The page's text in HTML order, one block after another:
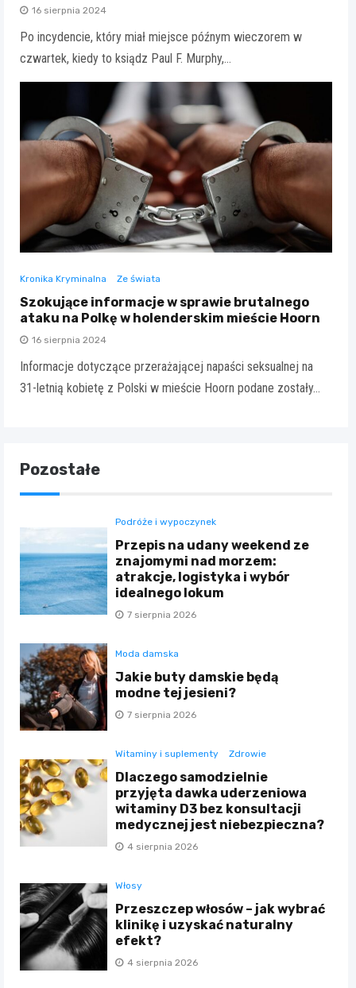
16 sierpnia 2024
Po incydencie, który miał miejsce późnym wieczorem w
czwartek, kiedy to ksiądz Paul F. Murphy,…
Kronika Kryminalna Ze świata
Szokujące informacje w sprawie brutalnego
ataku na Polkę w holenderskim mieście Hoorn
16 sierpnia 2024
Informacje dotyczące przerażającej napaści seksualnej na
31-letnią kobietę z Polski w mieście Hoorn podane zostały…
Pozostałe
Podróże i wypoczynek
Przepis na udany weekend ze
znajomymi nad morzem:
atrakcje, logistyka i wybór
idealnego lokum
7 sierpnia 2026
Moda damska
Jakie buty damskie będą
modne tej jesieni?
7 sierpnia 2026
Witaminy i suplementy Zdrowie
Dlaczego samodzielnie
przyjęta dawka uderzeniowa
witaminy D3 bez konsultacji
medycznej jest niebezpieczna?
4 sierpnia 2026
Włosy
Przeszczep włosów – jak wybrać
klinikę i uzyskać naturalny
efekt?
4 sierpnia 2026